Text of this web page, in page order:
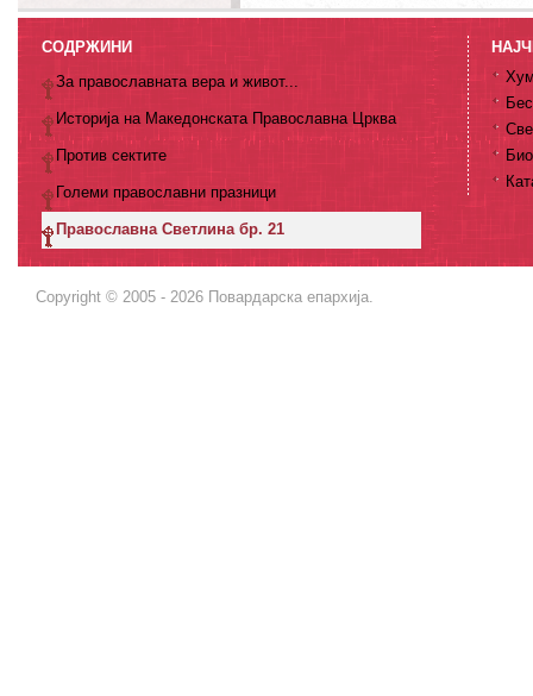
СОДРЖИНИ
За православната вера и живот...
Историја на Македонската Православна Црква
Против сектите
Големи православни празници
Православна Светлина бр. 21
Copyright © 2005 - 2026 Повардарска епархија.